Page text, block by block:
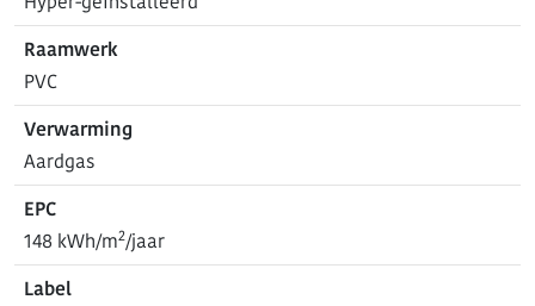
Raamwerk
PVC
Verwarming
Aardgas
EPC
148 kWh/m2/jaar
Label